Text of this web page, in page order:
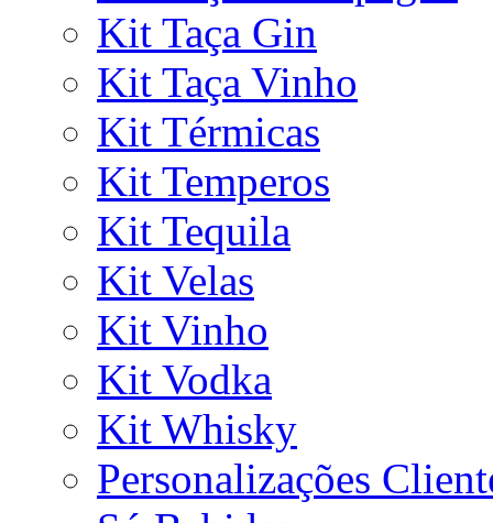
Kit Taça Gin
Kit Taça Vinho
Kit Térmicas
Kit Temperos
Kit Tequila
Kit Velas
Kit Vinho
Kit Vodka
Kit Whisky
Personalizações